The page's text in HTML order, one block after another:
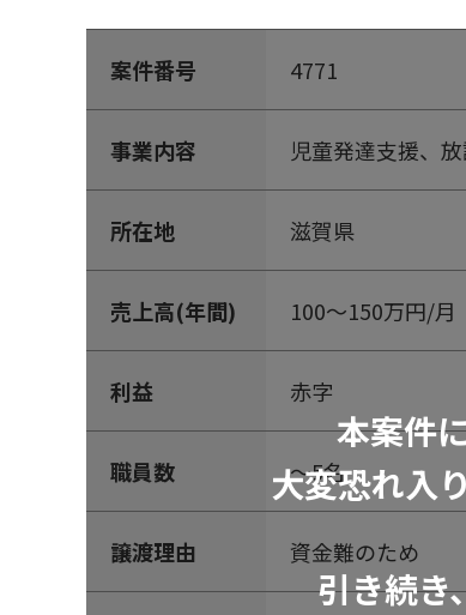
本案件
大変恐れ入
引き続き
案件番号 4771
事業内容 児童発達支援、
所在地 滋賀県
売上高(年間) 100～150万円/月
利益 赤字
職員数 ～5名
譲渡理由 資金難のため